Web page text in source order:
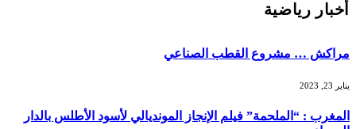
أخبار رياضية
مراكش … مشروع القطب الصناعي
يناير 23, 2023
المغرب : “الملحمة” فيلم الإنجاز المونديالي لأسود الأطلس بالدار